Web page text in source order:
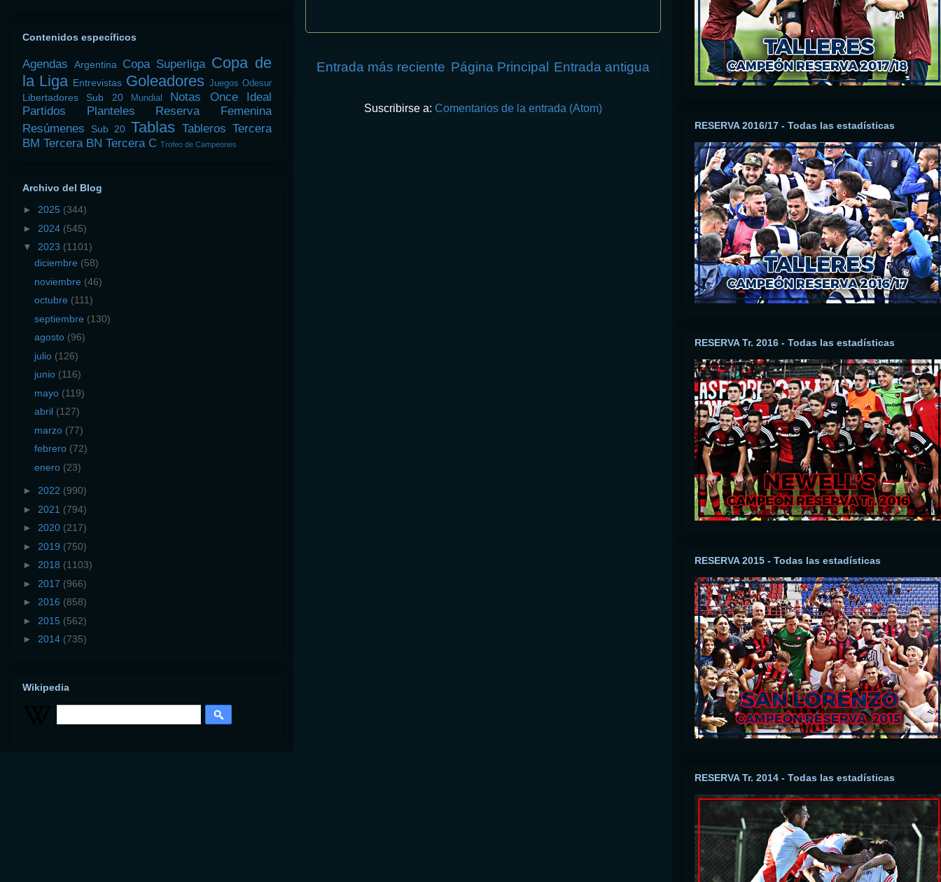
Entrada más reciente Entrada antigua
Página Principal
Suscribirse a: Comentarios de la entrada (Atom)
Contenidos específicos
Agendas Argentina Copa Superliga Copa de
la Liga Entrevistas Goleadores Juegos Odesur
Libertadores Sub 20 Mundial Notas
Once Ideal
Partidos
Planteles
Reserva Femenina
Resúmenes
Sub 20 Tablas Tableros Tercera
BM Tercera BN Tercera C Trofeo de Campeones
Archivo del Blog
► 2025 (344)
► 2024 (545)
▼ 2023 (1101)
diciembre (58)
noviembre (46)
octubre (111)
septiembre (130)
agosto (96)
julio (126)
junio (116)
mayo (119)
abril (127)
marzo (77)
febrero (72)
enero (23)
► 2022 (990)
► 2021 (794)
► 2020 (217)
► 2019 (750)
► 2018 (1103)
► 2017 (966)
► 2016 (858)
► 2015 (562)
► 2014 (735)
Wikipedia
RESERVA 2016/17 - Todas las estadísticas
RESERVA Tr. 2016 - Todas las estadísticas
RESERVA 2015 - Todas las estadísticas
RESERVA Tr. 2014 - Todas las estadísticas